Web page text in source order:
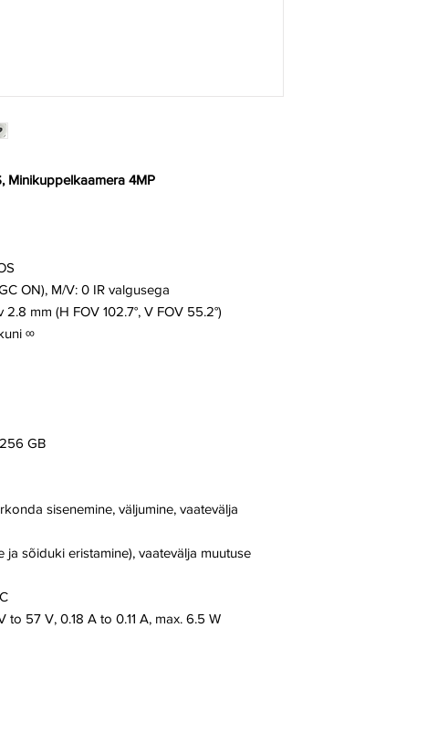
Minikuppelkaamera 4MP
ON), M/V: 0 IR valgusega
mm (H FOV 102.7°, V FOV 55.2°)
∞
GB
sisenemine, väljumine, vaatevälja
ja sõiduki eristamine), vaatevälja muutuse
to 57 V, 0.18 A to 0.11 A, max. 6.5 W